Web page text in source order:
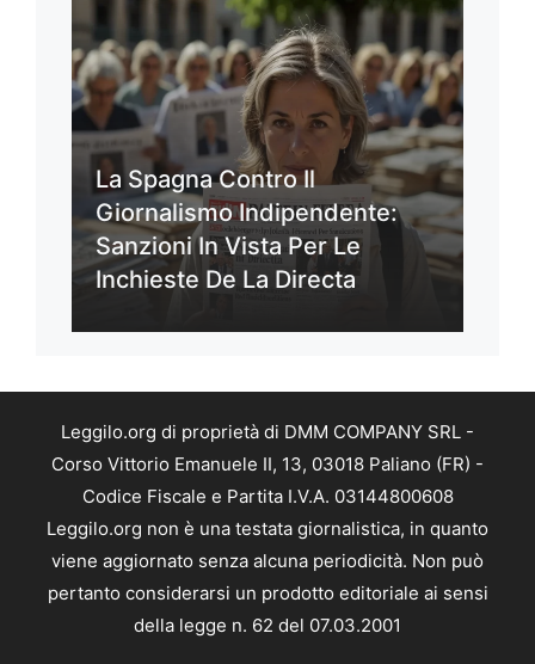
La Spagna Contro Il
Giornalismo Indipendente:
Sanzioni In Vista Per Le
Inchieste De La Directa
Leggilo.org di proprietà di DMM COMPANY SRL -
Corso Vittorio Emanuele II, 13, 03018 Paliano (FR) -
Codice Fiscale e Partita I.V.A. 03144800608
Leggilo.org non è una testata giornalistica, in quanto
viene aggiornato senza alcuna periodicità. Non può
pertanto considerarsi un prodotto editoriale ai sensi
della legge n. 62 del 07.03.2001